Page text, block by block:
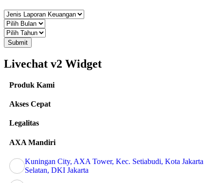
Submit
Livechat v2 Widget
Produk Kami
Akses Cepat
Legalitas
AXA Mandiri
Kuningan City, AXA Tower, Kec. Setiabudi, Kota Jakarta
Selatan, DKI Jakarta